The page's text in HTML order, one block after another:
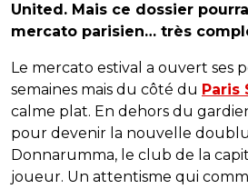
United. Mais ce dossier
mercato parisien… très
Le mercato estival a ouvert ses
semaines mais du côté du Paris
calme plat. En dehors du
pour devenir la nouvelle
Donnarumma, le club de la
joueur. Un attentisme qui